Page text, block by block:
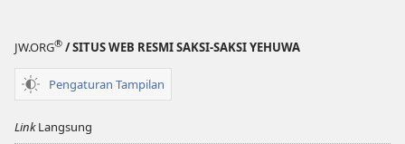
JW.ORG® / SITUS WEB RESMI SAKSI-SAKSI YEHUWA
Pengaturan Tampilan
LinkLangsung